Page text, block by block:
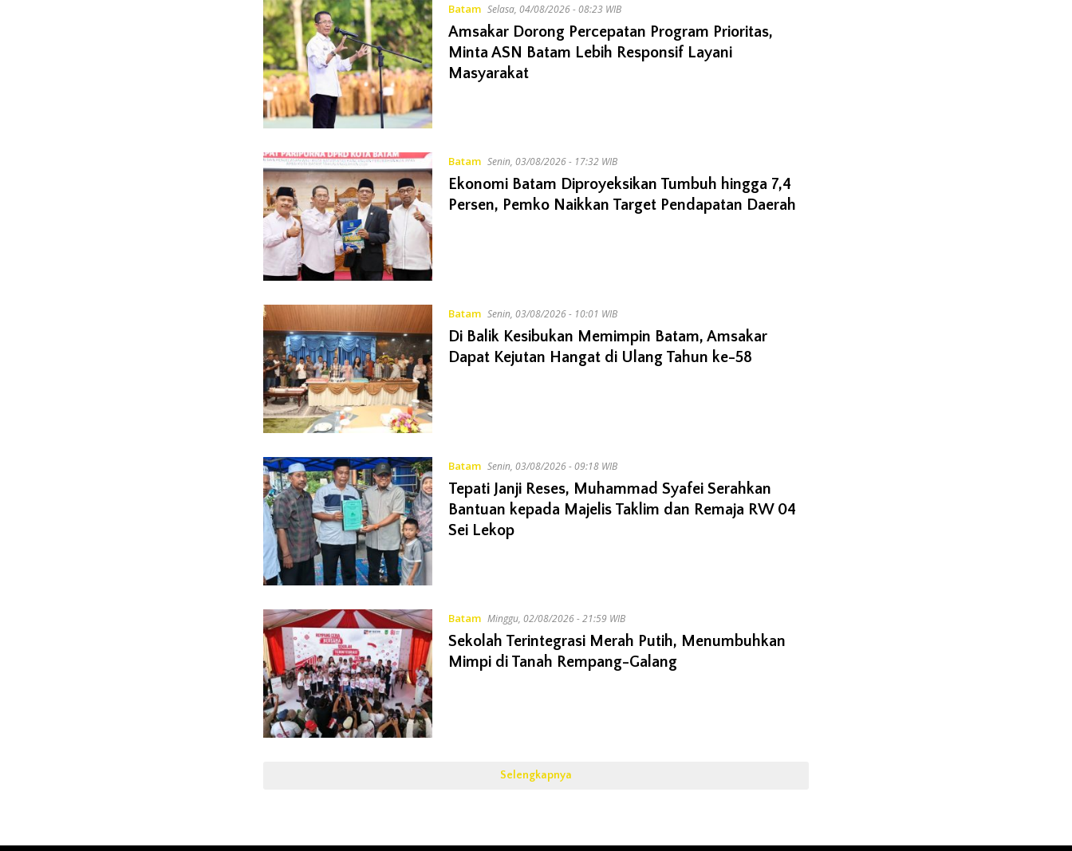
Batam Selasa, 04/08/2026 - 08:23 WIB
Amsakar Dorong Percepatan Program Prioritas,
Minta ASN Batam Lebih Responsif Layani
Masyarakat
Batam Senin, 03/08/2026 - 17:32 WIB
Ekonomi Batam Diproyeksikan Tumbuh hingga 7,4
Persen, Pemko Naikkan Target Pendapatan Daerah
Batam Senin, 03/08/2026 - 10:01 WIB
Di Balik Kesibukan Memimpin Batam, Amsakar
Dapat Kejutan Hangat di Ulang Tahun ke-58
Batam Senin, 03/08/2026 - 09:18 WIB
Tepati Janji Reses, Muhammad Syafei Serahkan
Bantuan kepada Majelis Taklim dan Remaja RW 04
Sei Lekop
Batam Minggu, 02/08/2026 - 21:59 WIB
Sekolah Terintegrasi Merah Putih, Menumbuhkan
Mimpi di Tanah Rempang-Galang
Selengkapnya